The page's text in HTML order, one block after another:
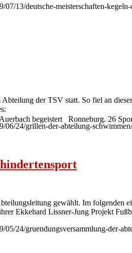
begeistert Ronneburg. 26
07/13/deutsche-meisterschaften-
der TSV statt. So fiel an
06/24/grillen-der-abteilung-schwimmen/
gewählt. Im
Ekkehard Lissner-Jung Projekt
05/24/gruendungsversammlung-der-